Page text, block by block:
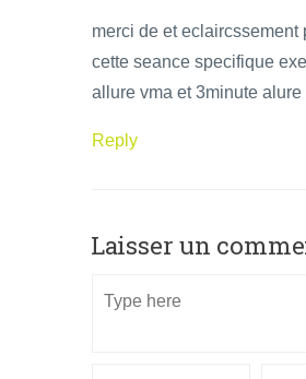
merci de et eclaircssement
cette seance specifique
allure vma et 3minute alure
Reply
Laisser un